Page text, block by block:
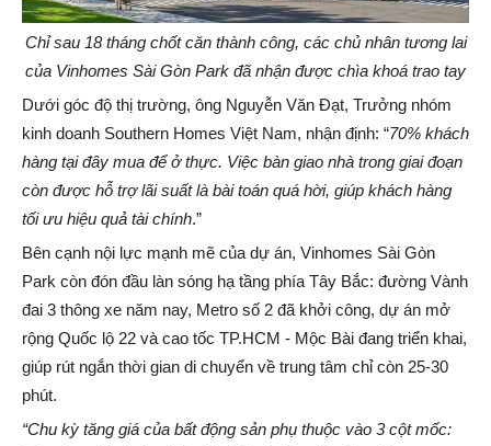
Chỉ sau 18 tháng chốt căn thành công, các chủ nhân tương lai
của Vinhomes Sài Gòn Park đã nhận được chìa khoá trao tay
Dưới góc độ thị trường, ông Nguyễn Văn Đạt, Trưởng nhóm
kinh doanh Southern Homes Việt Nam, nhận định: “70% khách
hàng tại đây mua để ở thực. Việc bàn giao nhà trong giai đoạn
còn được hỗ trợ lãi suất là bài toán quá hời, giúp khách hàng
tối ưu hiệu quả tài chính.”
Bên cạnh nội lực mạnh mẽ của dự án, Vinhomes Sài Gòn
Park còn đón đầu làn sóng hạ tầng phía Tây Bắc: đường Vành
đai 3 thông xe năm nay, Metro số 2 đã khởi công, dự án mở
rộng Quốc lộ 22 và cao tốc TP.HCM - Mộc Bài đang triển khai,
giúp rút ngắn thời gian di chuyển về trung tâm chỉ còn 25-30
phút.
“Chu kỳ tăng giá của bất động sản phụ thuộc vào 3 cột mốc: